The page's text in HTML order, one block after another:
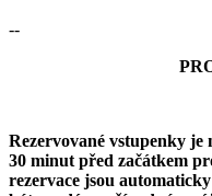
--
Rezervované vstupenky je
30 minut před začátkem
rezervace jsou